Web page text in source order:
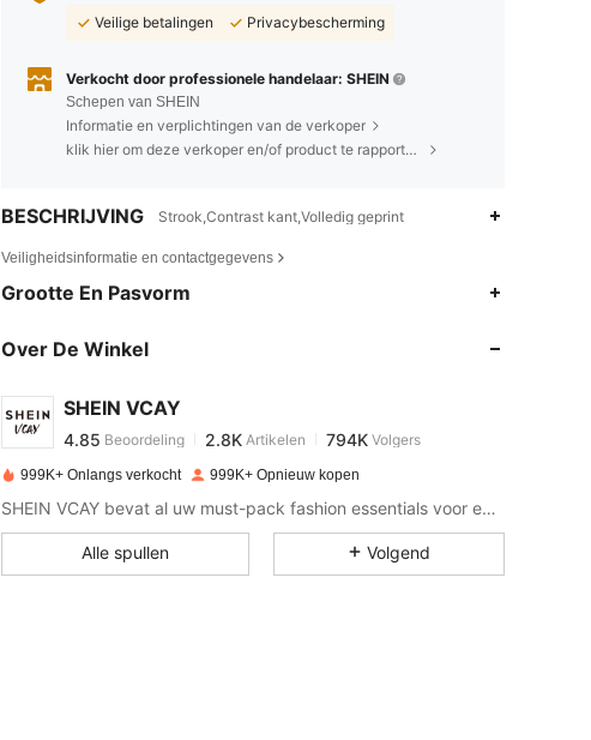
Veilige betalingen
Privacybescherming
Verkocht door professionele handelaar: SHEIN
Schepen van SHEIN
Informatie en verplichtingen van de verkoper
klik hier om deze verkoper en/of product te rapporteren.
BESCHRIJVING Strook,Contrast kant,Volledig geprint
Veiligheidsinformatie en contactgegevens
Grootte En Pasvorm
Over De Winkel
SHEIN VCAY
4.85
4.85
4.85 Beoordeling 2.8K Artikelen 794K Volgers
b***abetaalde1 dag geleden
4.85 2.8K 794K
4.85 2.8K 794K
999K+ Onlangs verkocht 999K+ Opnieuw kopen
SHEIN VCAY bevat al uw must-pack fashion essentials voor een complete vakantiestijl.
Alle spullen Volgend